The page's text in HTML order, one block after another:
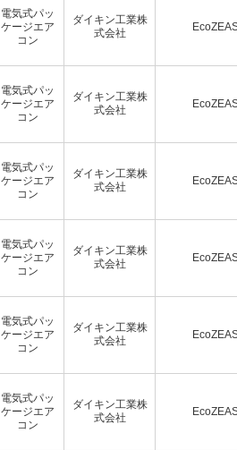
電気式パッ
ケージエア
コン
ダイキン工業株
式会社
電気式パッ
ケージエア
コン
ダイキン工業株
式会社
電気式パッ
ケージエア
コン
ダイキン工業株
式会社
電気式パッ
ケージエア
コン
ダイキン工業株
式会社
電気式パッ
ケージエア
コン
ダイキン工業株
式会社
電気式パッ
ケージエア
コン
ダイキン工業株
式会社